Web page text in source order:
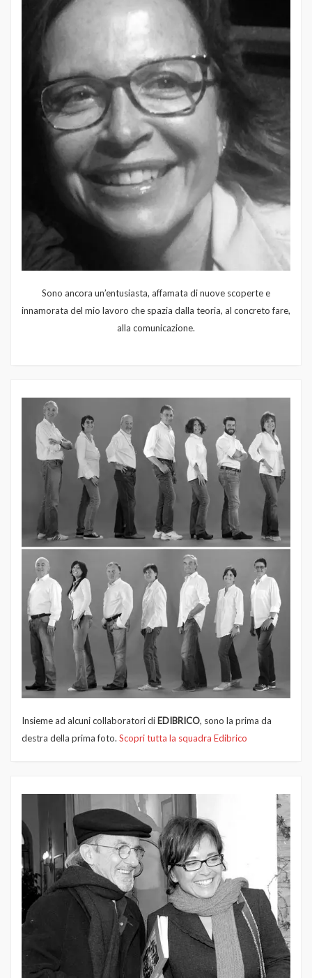
Sono ancora un’entusiasta, affamata di nuove scoperte e
innamorata del mio lavoro che spazia dalla teoria, al concreto fare,
alla comunicazione.
Insieme ad alcuni collaboratori di EDIBRICO, sono la prima da
destra della prima foto. Scopri tutta la squadra Edibrico